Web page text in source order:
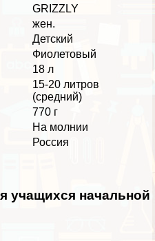
GRIZZLY
жен.
Детский
Фиолетовый
18 л
15-20 литров
(средний)
770 г
На молнии
Россия
учащихся начальной